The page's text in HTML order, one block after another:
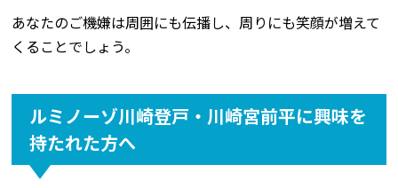
あなたのご機嫌は周囲にも伝播し、周りにも笑顔が増えて
くることでしょう。
ルミノーゾ川崎登戸・川崎宮前平に興味を
持たれた方へ